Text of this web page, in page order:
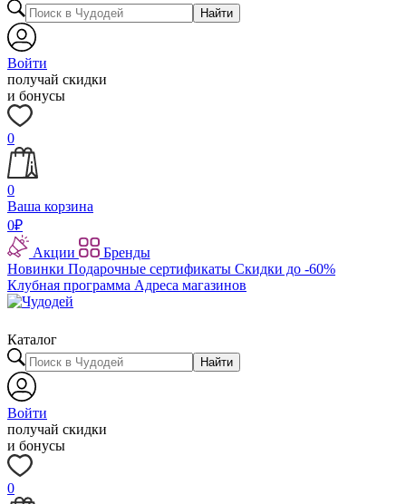
Найти
Войти
получай скидки
и бонусы
0
0
Ваша корзина
0₽
Акции
Бренды
Новинки Подарочные сертификаты Скидки до -60%
Клубная программа Адреса магазинов
Каталог
Найти
Войти
получай скидки
и бонусы
0